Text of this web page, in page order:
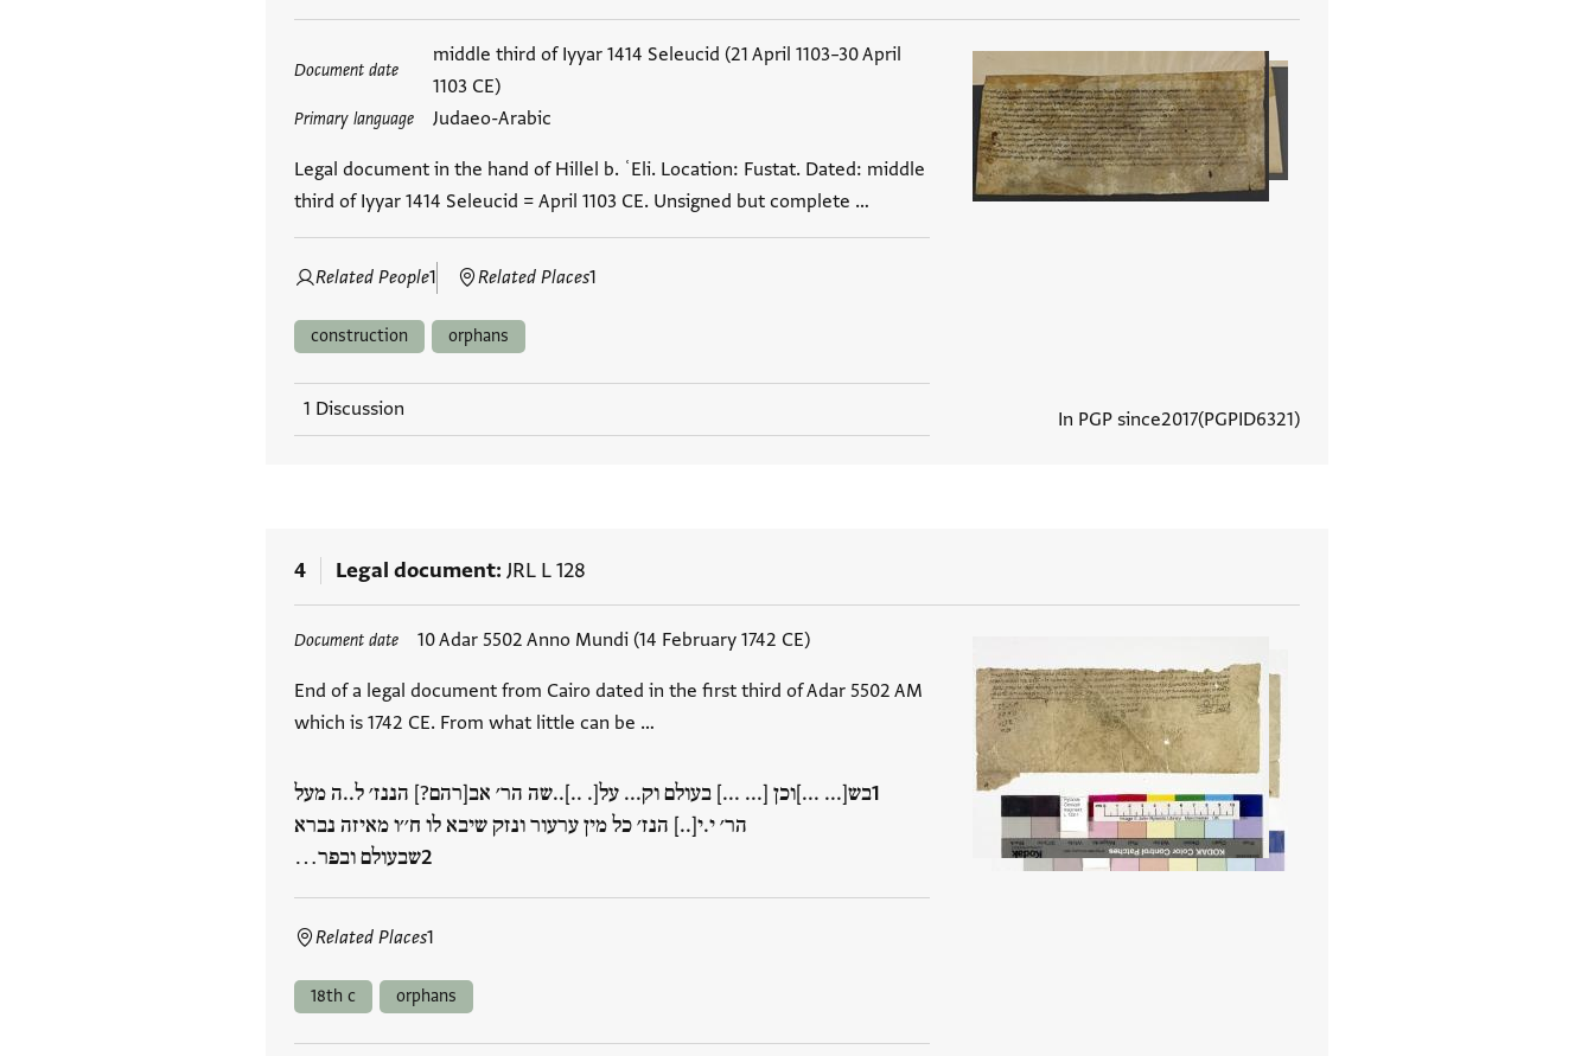
Document date
middle third of Iyyar 1414 Seleucid (21 April 1103–30 April
1103 CE)
Primary language Judaeo-Arabic
Legal document in the hand of Hillel b. ʿEli. Location: Fustat. Dated: middle
third of Iyyar 1414 Seleucid = April 1103 CE. Unsigned but complete …
Related People1 Related Places1
construction orphans
1 Discussion In PGP since2017 PGPID6321
4 Legal document JRL L 128
Document date 10 Adar 5502 Anno Mundi (14 February 1742 CE)
End of a legal document from Cairo dated in the first third of Adar 5502 AM
which is 1742 CE. From what little can be …
בש[... ...]וכן [... ...] בעולם וק... על[. ..]..שה הר׳ אב[רהם?] הננז׳ ל..ה מעל
הר׳ י.י[..] הנז׳ כל מין ערעור ונזק שיבא לו ח׳׳ו מאיזה נברא
שבעולם ובפר…
Related Places1
Tags
18th c orphans